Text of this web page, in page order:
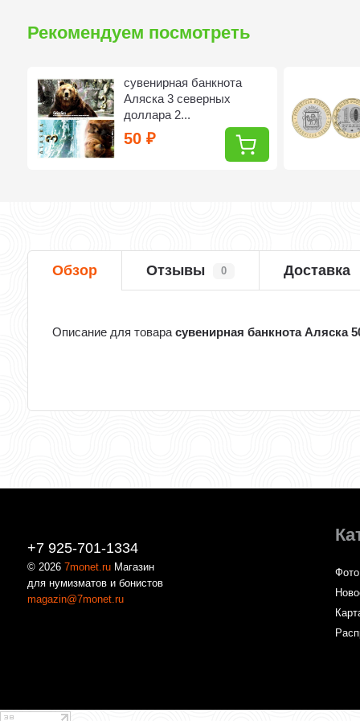
Рекомендуем посмотреть
сувенирная банкнота
Аляска 3 северных
доллара 2...
50₽
Обзор Отзывы 0 Доставка
Описание для товарасувенирная банкнота Аляска
+7 925-701-1334
© 20267monet.ru Магазин
для нумизматов и бонистов
magazin@7monet.ru
Фото